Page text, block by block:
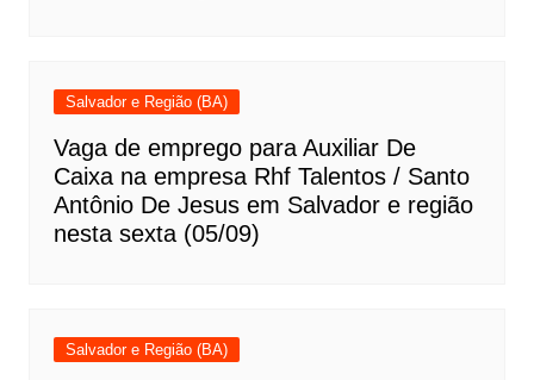
Salvador e Região (BA)
Vaga de emprego para Auxiliar De
Caixa na empresa Rhf Talentos / Santo
Antônio De Jesus em Salvador e região
nesta sexta (05/09)
Salvador e Região (BA)